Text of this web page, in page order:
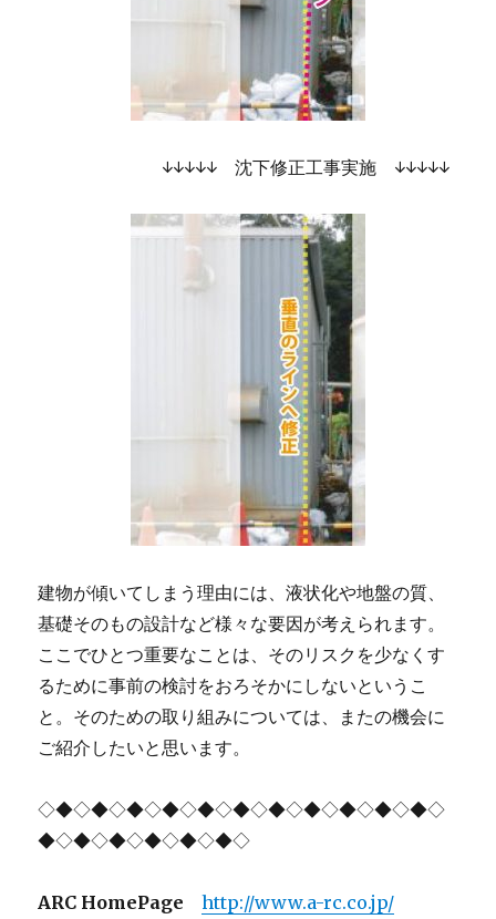
↓↓↓↓↓ 沈下修正工事実施 ↓↓↓↓↓
建物が傾いてしまう理由には、液状化や地盤の質、
基礎そのもの設計など様々な要因が考えられます。
ここでひとつ重要なことは、そのリスクを少なくす
るために事前の検討をおろそかにしないというこ
と。そのための取り組みについては、またの機会に
ご紹介したいと思います。
◇◆◇◆◇◆◇◆◇◆◇◆◇◆◇◆◇◆◇◆◇◆◇
◆◇◆◇◆◇◆◇◆◇◆◇
ARC HomePage http://www.a-rc.co.jp/